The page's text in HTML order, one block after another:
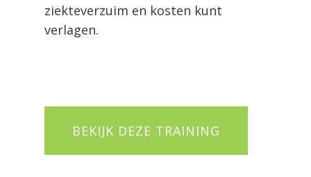
ziekteverzuim en kosten kunt
verlagen.
BEKIJK DEZE TRAINING